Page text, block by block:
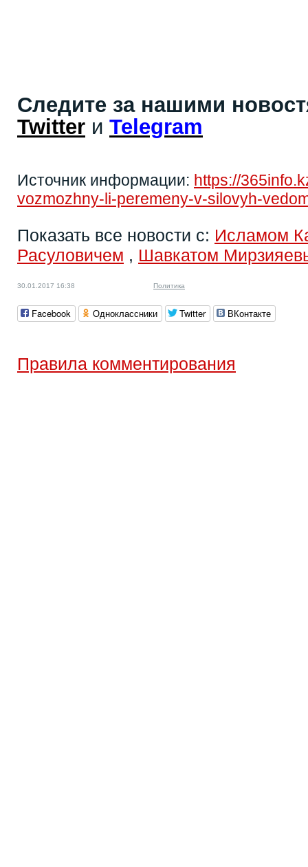
Следите за нашими
Twitter и Telegram
Источник информации: https://
vozmozhny-li-peremeny-v-silovyh-
Показать все новости с: Исламом
Расуловичем , Шавкатом
30.01.2017 16:38 Политика
Facebook Одноклассники Twitter ВКонтакте
Правила комментирования